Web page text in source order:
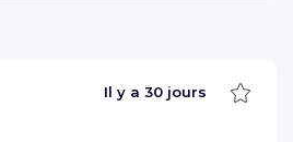
Il y a 30 jours